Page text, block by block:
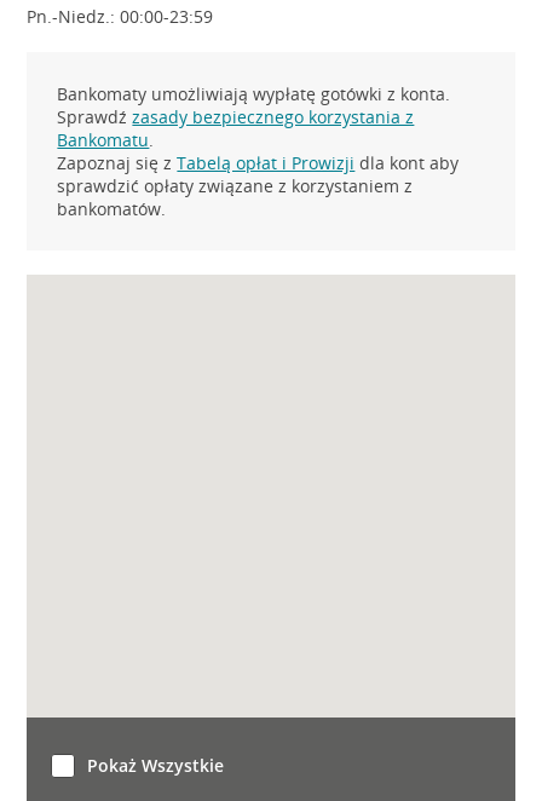
Pn.-Niedz.: 00:00-23:59
Bankomaty umożliwiają wypłatę gotówki z konta.
Sprawdźzasady bezpiecznego korzystania z
Bankomatu.
Zapoznaj się zTabelą opłat i Prowizji dla kont aby
sprawdzić opłaty związane z korzystaniem z
bankomatów.
Pokaż Wszystkie